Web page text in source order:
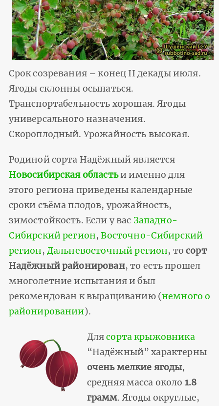
Срок созревания – конец II декады июля.
Ягоды склонны осыпаться.
Транспортабельность хорошая. Ягоды
универсального назначения.
Скороплодный. Урожайность высокая.
Родиной сорта Надёжный является
Новосибирская областьи именно для
этого региона приведены календарные
сроки съёма плодов, урожайность,
зимостойкость. Если у вас Западно-
Сибирский регион,Восточно-Сибирский
регион, Дальневосточный регион, тосорт
Надёжный районирован, то есть прошел
многолетние испытания и был
рекомендован к выращиванию (немного о
районировании).
Длясорта крыжовника
“Надёжный” характерны
очень мелкие ягоды,
средняя масса около 1.8
грамм. Ягоды округлые,